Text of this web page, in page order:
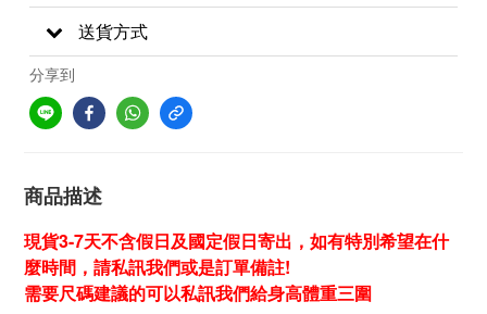
送貨方式
分享到
商品描述
現貨3-7天不含假日及國定假日寄出，如有特別希望在什
麼時間，請私訊我們或是訂單備註!
需要尺碼建議的可以私訊我們給身高體重三圍